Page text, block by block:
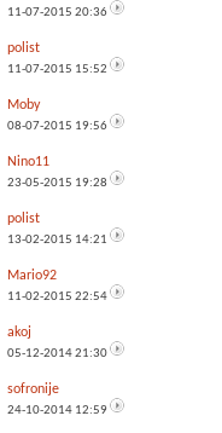
11-07-2015 20:36
polist
11-07-2015 15:52
Moby
08-07-2015 19:56
Nino11
23-05-2015 19:28
polist
13-02-2015 14:21
Mario92
11-02-2015 22:54
akoj
05-12-201421:30
sofronije
24-10-2014 12:59